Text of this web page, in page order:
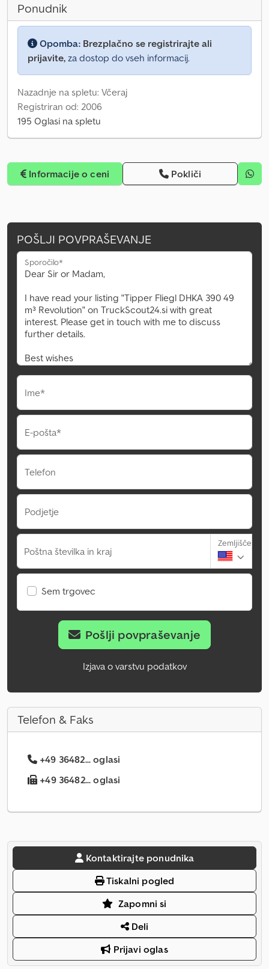
Ponudnik
Opomba: Brezplačno se registrirajte ali
prijavite, za dostop do vseh informacij.
Nazadnje na spletu: Včeraj
Registriran od: 2006
195 Oglasi na spletu
Informacije o ceni Pokliči
POŠLJI POVPRAŠEVANJE
Sporočilo*
Ime*
E-pošta*
Telefon
Podjetje
Poštna številka in kraj
Zemljišče
Sem trgovec
Pošlji povpraševanje
Izjava o varstvu podatkov
Telefon & Faks
+49 36482... oglasi
+49 36482... oglasi
Kontaktirajte ponudnika
Tiskalni pogled
Zapomni si
Deli
Prijavi oglas